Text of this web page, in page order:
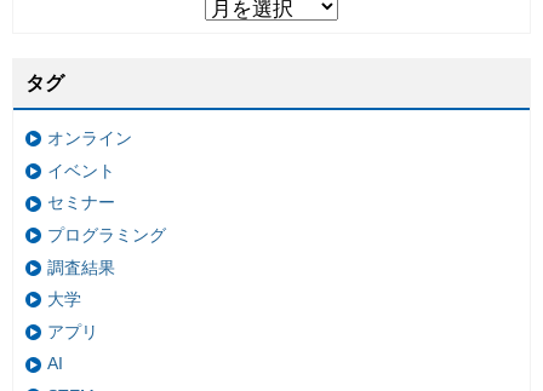
タグ
オンライン
イベント
セミナー
プログラミング
調査結果
大学
アプリ
AI